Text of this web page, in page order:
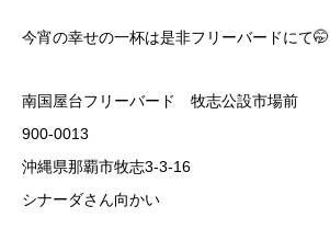
今宵の幸せの一杯は是非フリーバードにて🤭
南国屋台フリーバード 牧志公設市場前
900-0013
沖縄県那覇市牧志3-3-16
シナーダさん向かい